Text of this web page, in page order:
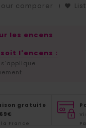
comparer
les encens
l'encens :
gratuite
la France